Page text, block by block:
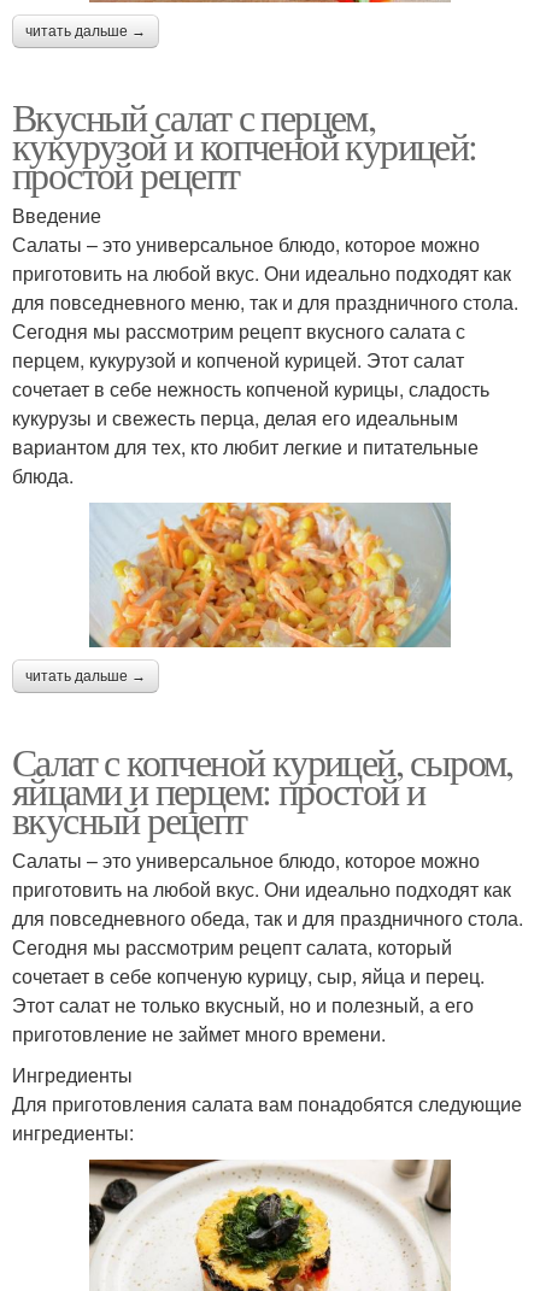
читать дальше →
Вкусный салат с перцем,
кукурузой и копченой курицей:
простой рецепт
Введение
Салаты – это универсальное блюдо, которое можно
приготовить на любой вкус. Они идеально подходят как
для повседневного меню, так и для праздничного стола.
Сегодня мы рассмотрим рецепт вкусного салата с
перцем, кукурузой и копченой курицей. Этот салат
сочетает в себе нежность копченой курицы, сладость
кукурузы и свежесть перца, делая его идеальным
вариантом для тех, кто любит легкие и питательные
блюда.
читать дальше →
Салат с копченой курицей, сыром,
яйцами и перцем: простой и
вкусный рецепт
Салаты – это универсальное блюдо, которое можно
приготовить на любой вкус. Они идеально подходят как
для повседневного обеда, так и для праздничного стола.
Сегодня мы рассмотрим рецепт салата, который
сочетает в себе копченую курицу, сыр, яйца и перец.
Этот салат не только вкусный, но и полезный, а его
приготовление не займет много времени.
Ингредиенты
Для приготовления салата вам понадобятся следующие
ингредиенты: